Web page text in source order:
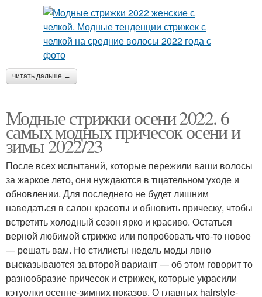
читать дальше →
Модные стрижки осени 2022. 6
самых модных причесок осени и
зимы 2022/23
После всех испытаний, которые пережили ваши волосы
за жаркое лето, они нуждаются в тщательном уходе и
обновлении. Для последнего не будет лишним
наведаться в салон красоты и обновить прическу, чтобы
встретить холодный сезон ярко и красиво. Остаться
верной любимой стрижке или попробовать что-то новое
— решать вам. Но стилисты недель моды явно
высказываются за второй вариант — об этом говорит то
разнообразие причесок и стрижек, которые украсили
кэтуолки осенне-зимних показов. О главных hairstyle-